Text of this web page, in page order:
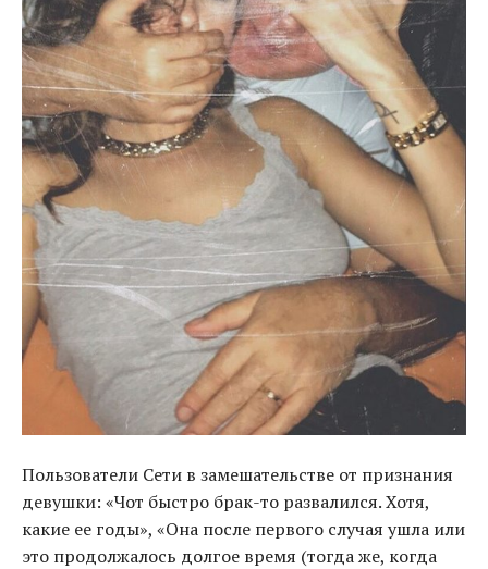
Пользователи Сети в замешательстве от признания
девушки: «Чот быстро брак-то развалился. Хотя,
какие ее годы», «Она после первого случая ушла или
это продолжалось долгое время (тогда же, когда